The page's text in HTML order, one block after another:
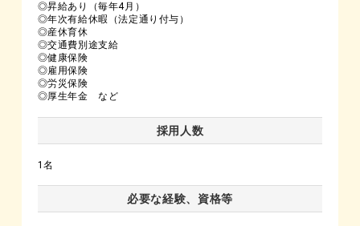
◎昇給あり（毎年4月）
◎年次有給休暇（法定通り付与）
◎産休育休
◎交通費別途支給
◎健康保険
◎雇用保険
◎労災保険
◎厚生年金 など
採用人数
1名
必要な経験、資格等